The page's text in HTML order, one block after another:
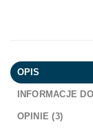
OPIS
INFORMACJE
OPINIE (3)